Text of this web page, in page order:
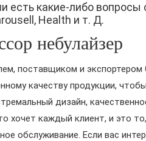
есть какие-либо
Health и т. Д.
небулайзер
поставщиком и экспортером
качеству продукции,
дизайн,
хочет каждый клиент, и это
обслуживание. Если вас